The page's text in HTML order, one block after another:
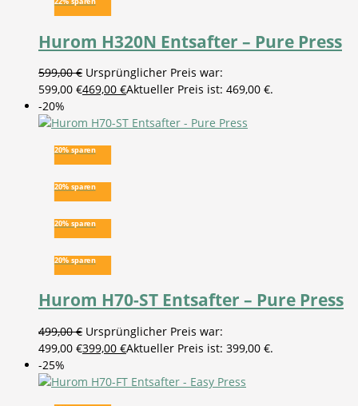
Hurom H320N Entsafter – Pure Press
599,00€ Ursprünglicher Preis war:
599,00 €469,00 €Aktueller Preis ist: 469,00 €.
-20%
20% sparen
20% sparen
20% sparen
20% sparen
Hurom H70-ST Entsafter – Pure Press
499,00€ Ursprünglicher Preis war:
499,00 €399,00 €Aktueller Preis ist: 399,00 €.
-25%